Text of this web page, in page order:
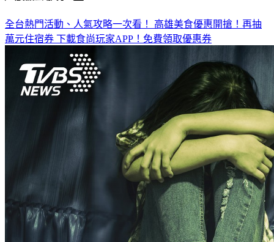
萬元住宿券下載食尚玩家APP！免費領取優惠券